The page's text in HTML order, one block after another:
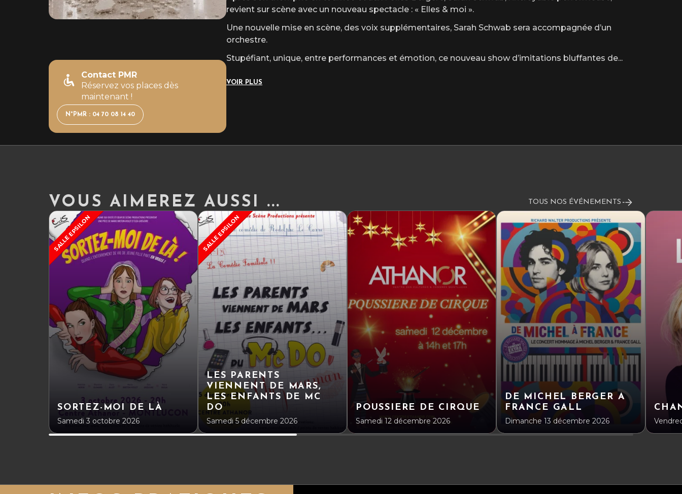
Contact PMR
Réservez vos places dès
maintenant !
N°PMR : 04 70 08 14 40
revient sur scène avec un nouveau spectacle : « Elles & moi ».
Une nouvelle mise en scène, des voix supplémentaires, Sarah Schwab sera accompagnée d’un
orchestre.
Stupéfiant, unique, entre performances et émotion, ce nouveau show d’imitations bluffantes de...
VOIR PLUS
VOUS AIMEREZ AUSSI ... TOUS NOS ÉVÉNEMENTS
SALLE EPSILON
SORTEZ-MOI DE LÀ
Samedi 3 octobre 2026
SALLE EPSILON
LES PARENTS
VIENNENT DE MARS,
LES ENFANTS DE MC
DO
Samedi 5 décembre 2026
POUSSIERE DE CIRQUE
Samedi 12 décembre 2026
DE MICHEL BERGER A
FRANCE GALL
Dimanche 13 décembre 2026